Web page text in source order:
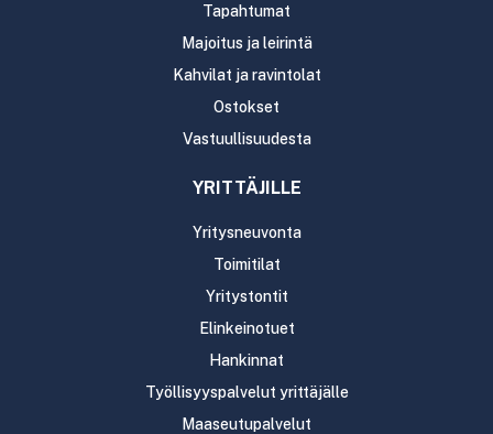
Tapahtumat
Majoitus ja leirintä
Kahvilat ja ravintolat
Ostokset
Vastuullisuudesta
YRITTÄJILLE
Yritysneuvonta
Toimitilat
Yritystontit
Elinkeinotuet
Hankinnat
Työllisyyspalvelut yrittäjälle
Maaseutupalvelut